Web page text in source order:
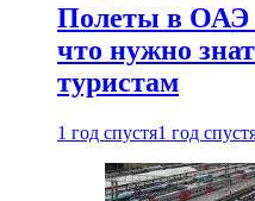
Полеты в ОАЭ
что нужно
туристам
1 год спустя1 год